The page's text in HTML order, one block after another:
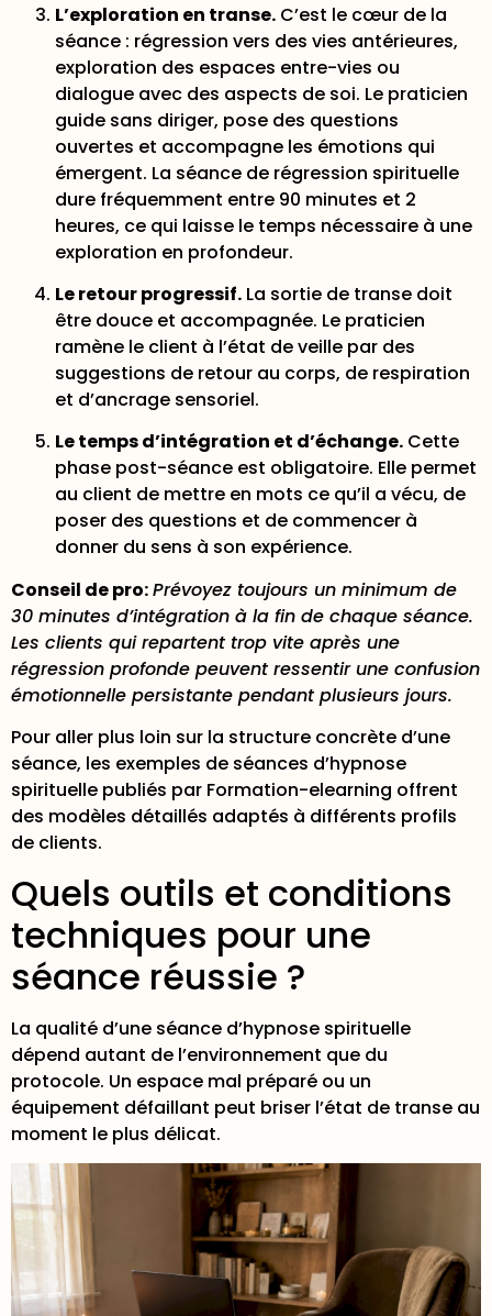
L’exploration en transe. C’est le cœur de la
séance : régression vers des vies antérieures,
exploration des espaces entre-vies ou
dialogue avec des aspects de soi. Le praticien
guide sans diriger, pose des questions
ouvertes et accompagne les émotions qui
émergent. La séance de régression spirituelle
dure fréquemment entre 90 minutes et 2
heures, ce qui laisse le temps nécessaire à une
exploration en profondeur.
Le retour progressif. La sortie de transe doit
être douce et accompagnée. Le praticien
ramène le client à l’état de veille par des
suggestions de retour au corps, de respiration
et d’ancrage sensoriel.
Le temps d’intégration et d’échange. Cette
phase post-séance est obligatoire. Elle permet
au client de mettre en mots ce qu’il a vécu, de
poser des questions et de commencer à
donner du sens à son expérience.
Conseil de pro:Prévoyez toujours un minimum de
30 minutes d’intégration à la fin de chaque séance.
Les clients qui repartent trop vite après une
régression profonde peuvent ressentir une confusion
émotionnelle persistante pendant plusieurs jours.
Pour aller plus loin sur la structure concrète d’une
séance, les exemples de séances d’hypnose
spirituelle publiés par Formation-elearning offrent
des modèles détaillés adaptés à différents profils
de clients.
Quels outils et conditions
techniques pour une
séance réussie ?
La qualité d’une séance d’hypnose spirituelle
dépend autant de l’environnement que du
protocole. Un espace mal préparé ou un
équipement défaillant peut briser l’état de transe au
moment le plus délicat.